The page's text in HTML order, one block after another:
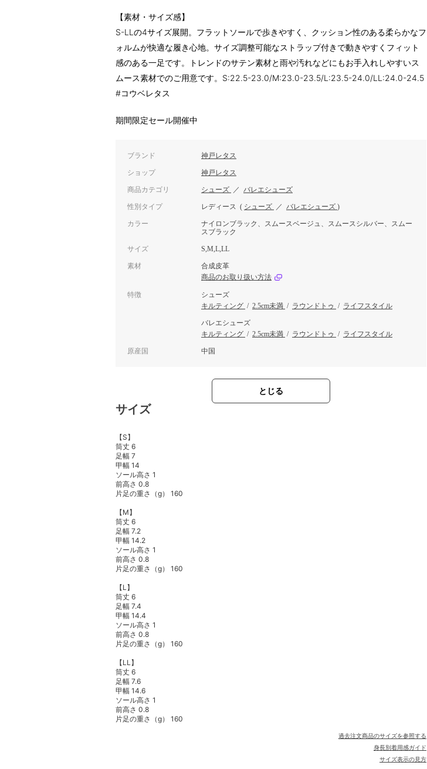
【素材・サイズ感】
S-LLの4サイズ展開。フラットソールで歩きやすく、クッション性のある柔らかなフ
ォルムが快適な履き心地。サイズ調整可能なストラップ付きで動きやすくフィット
感のある一足です。トレンドのサテン素材と雨や汚れなどにもお手入れしやすいス
ムース素材でのご用意です。S:22.5-23.0/M:23.0-23.5/L:23.5-24.0/LL:24.0-24.5
#コウベレタス
期間限定セール開催中
ブランド 神戸レタス
ショップ 神戸レタス
商品カテゴリ シューズ ／ バレエシューズ
性別タイプ レディース ( シューズ ／ バレエシューズ )
カラー
ナイロンブラック、スムースベージュ、スムースシルバー、スムー
スブラック
サイズ S,M,L,LL
素材
合成皮革
商品のお取り扱い方法
特徴
シューズ
キルティング / 2.5cm未満 / ラウンドトゥ / ライフスタイル
バレエシューズ
キルティング / 2.5cm未満 / ラウンドトゥ / ライフスタイル
原産国 中国
とじる
サイズ
【S】
筒丈 6
足幅 7
甲幅 14
ソール高さ 1
前高さ 0.8
片足の重さ（g） 160
【M】
筒丈 6
足幅 7.2
甲幅 14.2
ソール高さ 1
前高さ 0.8
片足の重さ（g） 160
【L】
筒丈 6
足幅 7.4
甲幅 14.4
ソール高さ 1
前高さ 0.8
片足の重さ（g） 160
【LL】
筒丈 6
足幅 7.6
甲幅 14.6
ソール高さ 1
前高さ 0.8
片足の重さ（g） 160
過去注文商品のサイズを参照する
身長別着用感ガイド
サイズ表示の見方